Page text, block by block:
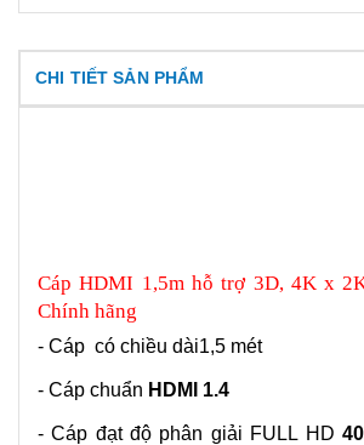
CHI TIẾT SẢN PHẨM
Cáp HDMI 1,5m hỗ trợ 3D, 4K x
Chính hãng
- Cáp có chiều dài1,5 mét
- Cáp chuẩn HDMI 1.4
- Cáp đạt độ phân giải FULL HD